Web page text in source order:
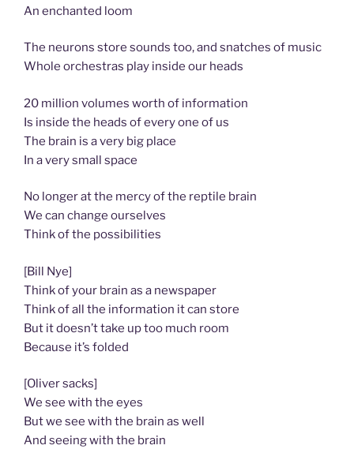
An enchanted loom
The neurons store sounds too, and snatches of music
Whole orchestras play inside our heads
20 million volumes worth of information
Is inside the heads of every one of us
The brain is a very big place
In a very small space
No longer at the mercy of the reptile brain
We can change ourselves
Think of the possibilities
[Bill Nye]
Think of your brain as a newspaper
Think of all the information it can store
But it doesn’t take up too much room
Because it’s folded
[Oliver sacks]
We see with the eyes
But we see with the brain as well
And seeing with the brain